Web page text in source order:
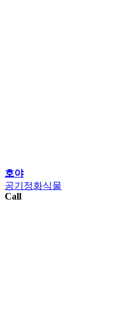
호야
공기정화식물
Call